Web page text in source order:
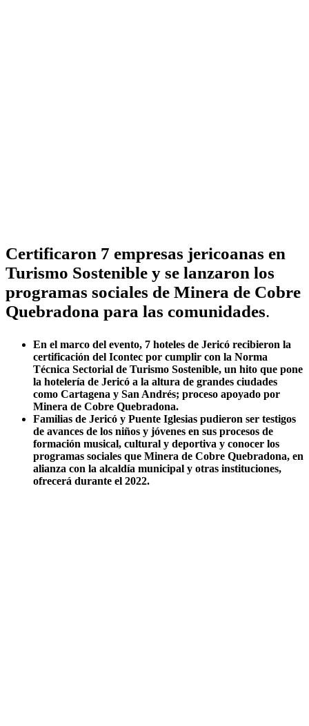
Certificaron 7 empresas jericoanas en
Turismo Sostenible y se lanzaron los
programas sociales de Minera de Cobre
Quebradona para las comunidades.
En el marco del evento, 7 hoteles de Jericó recibieron la
certificación del Icontec por cumplir con la Norma
Técnica Sectorial de Turismo Sostenible, un hito que pone
la hotelería de Jericó a la altura de grandes ciudades
como Cartagena y San Andrés; proceso apoyado por
Minera de Cobre Quebradona.
Familias de Jericó y Puente Iglesias pudieron ser testigos
de avances de los niños y jóvenes en sus procesos de
formación musical, cultural y deportiva y conocer los
programas sociales que Minera de Cobre Quebradona, en
alianza con la alcaldía municipal y otras instituciones,
ofrecerá durante el 2022.